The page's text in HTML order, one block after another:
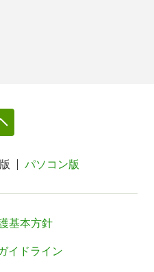
パソコン版
基本方針
イドライン